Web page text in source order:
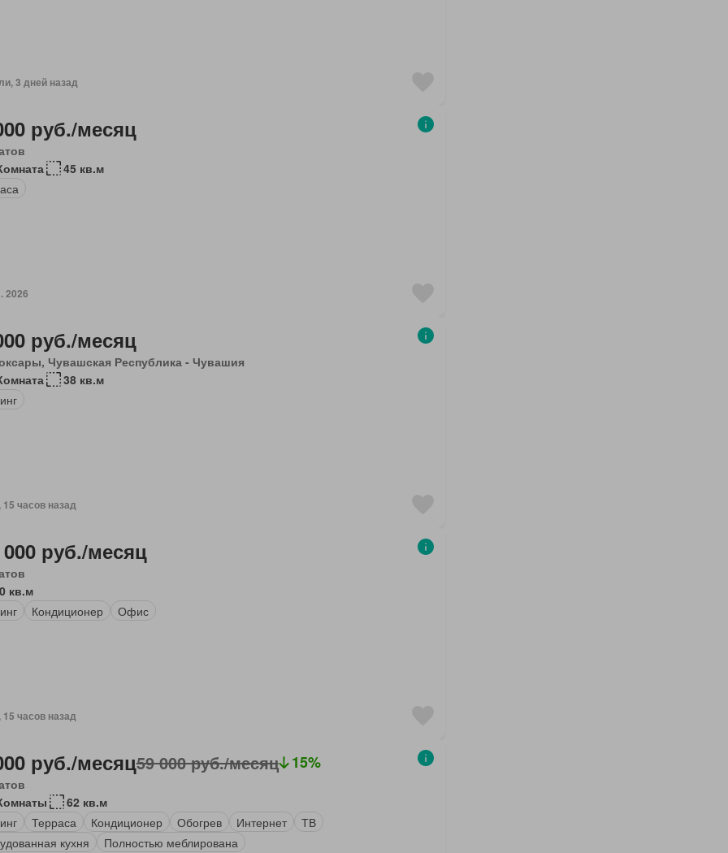
3 дней назад
руб./месяц
45 кв.м
2026
руб./месяц
Чувашская Республика - Чувашия
38 кв.м
15 часов назад
000 руб./месяц
кв.м
Кондиционер Офис
15 часов назад
руб./месяц59 000 руб./месяц 15%
62 кв.м
Терраса Кондиционер Обогрев Интернет
ТВ
кухня
Полностью меблирована